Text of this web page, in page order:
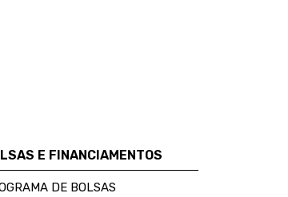
E FINANCIAMENTOS
DE BOLSAS